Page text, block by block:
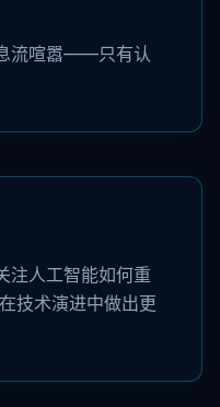
流喧嚣——只有认
注人工智能如何重
技术演进中做出更